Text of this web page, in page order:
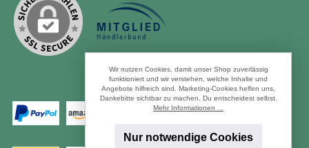
Zahlungsarten
Versandarten
Wir nutzen Cookies, damit unser Shop zuverlässig
funktioniert und wir verstehen, welche Inhalte und
Angebote hilfreich sind. Marketing-Cookies helfen uns,
Dankebitte sichtbar zu machen. Du entscheidest selbst.
Mehr Informationen ...
Nur notwendige Cookies